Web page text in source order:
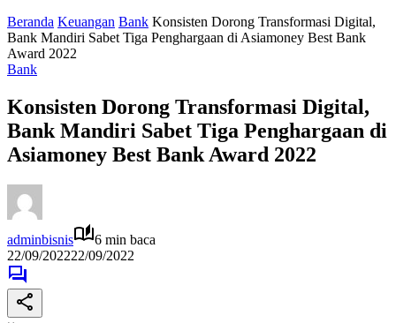
Beranda Keuangan Bank Konsisten Dorong Transformasi Digital,
Bank Mandiri Sabet Tiga Penghargaan di Asiamoney Best Bank
Award 2022
Bank
Konsisten Dorong Transformasi Digital,
Bank Mandiri Sabet Tiga Penghargaan di
Asiamoney Best Bank Award 2022
adminbisnis
6 min baca
22/09/202222/09/2022